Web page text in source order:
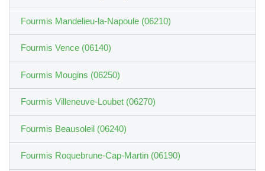
Fourmis Mandelieu-la-Napoule (06210)
Fourmis Vence (06140)
Fourmis Mougins (06250)
Fourmis Villeneuve-Loubet (06270)
Fourmis Beausoleil (06240)
Fourmis Roquebrune-Cap-Martin (06190)